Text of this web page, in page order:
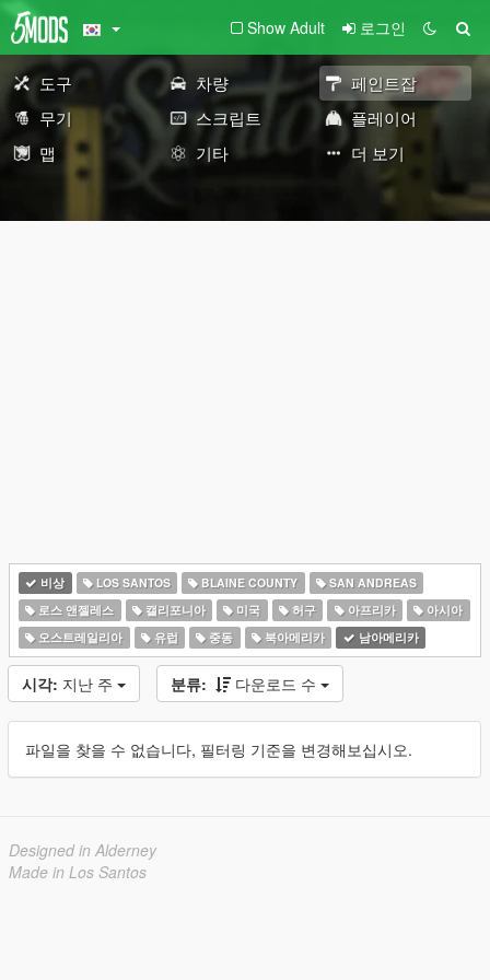
Show Adult 로그인
도구 차량
페인트잡
무기
스크립트
플레이어
맵
기타 더 보기
비상 LOS SANTOS BLAINE COUNTY
SAN ANDREAS
로스 앤젤레스
캘리포니아 미국 허구 아프리카
아시아
오스트레일리아
유럽 중동 북아메리카 남아메리카
시각: 지난 주 분류: 다운로드 수
파일을 찾을 수 없습니다, 필터링 기준을 변경해보십시오.
Designed in Alderney
Made in Los Santos